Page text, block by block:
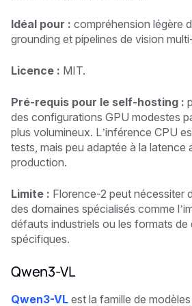
Idéal pour : compréhension légère
grounding et pipelines de vision
Licence : MIT.
Pré-requis pour le self-hosting :
des configurations GPU modestes
plus volumineux. L’inférence CPU
tests, mais peu adaptée à la latence
production.
Limite : Florence-2 peut nécessiter
des domaines spécialisés comme
défauts industriels ou les formats de
spécifiques.
Qwen3-VL
Qwen3-VL est la famille de